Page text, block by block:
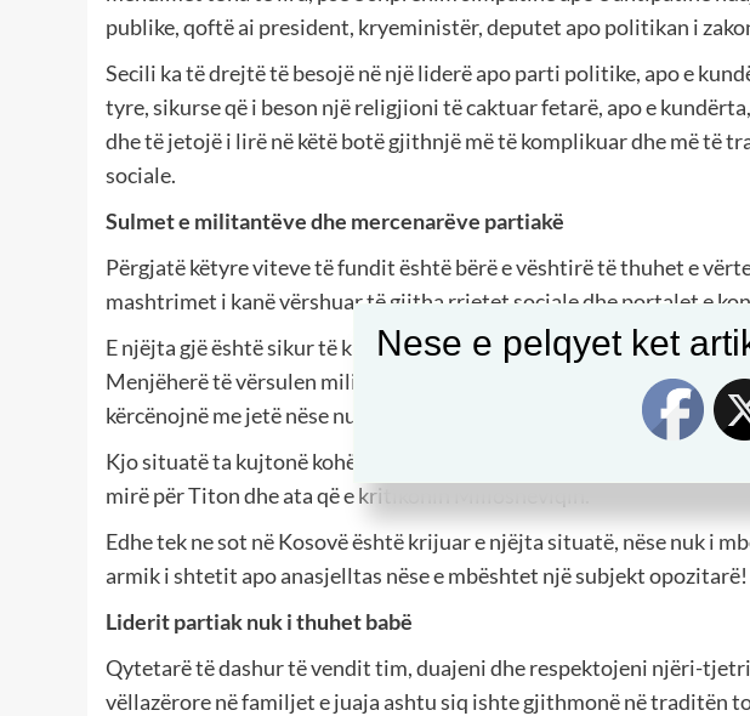
publike, qoftë ai president, kryeministër, deputet apo politikan i
Secili ka të drejtë të besojë në një liderë apo parti politike, apo e
tyre, sikurse që i beson një religjioni të caktuar fetarë, apo e
dhe të jetojë i lirë në këtë botë gjithnjë më të komplikuar dhe më të
sociale.
Sulmet e militantëve dhe mercenarëve partiakë
Përgjatë këtyre viteve të fundit është bërë e vështirë të thuhet e
mashtrimet i kanë vërshuar të gjitha rrjetet sociale dhe portalet e
E njëjta gjë është sikur të kritikosh dikë sesa ta lëvdosh
Menjëherë të vërsulen militantët dhe mercenarët e partive politike,
kërcënojnë me jetë nëse nuk e tërhjekë shkrimin apo mendimin
Kjo situatë ta kujtonë kohën pas vdekjes së Titos në Beograd, ku
mirë për Titon dhe ata që e kritikonin Millosheviqin.
Edhe tek ne sot në Kosovë është krijuar e njëjta situatë, nëse nuk i
armik i shtetit apo anasjelltas nëse e mbështet një subjekt opozitarë!
Liderit partiak nuk i thuhet babë
Qytetarë të dashur të vendit tim, duajeni dhe respektojeni njëri-
vëllazërore në familjet e juaja ashtu siq ishte gjithmonë në traditën
Nese e pelqyet ket